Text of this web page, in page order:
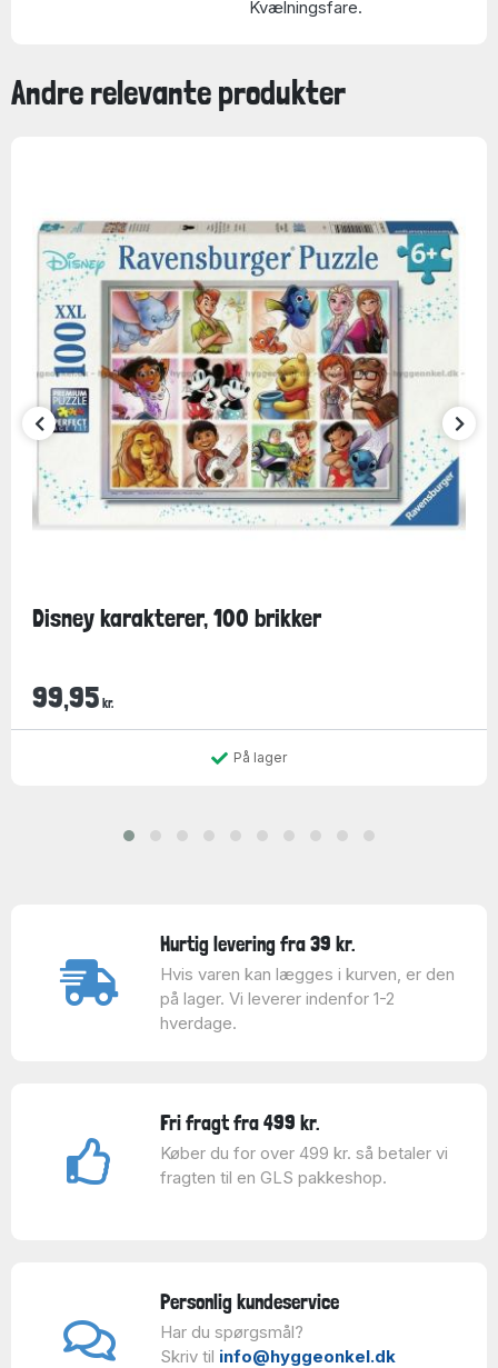
Kvælningsfare.
Andre relevante produkter
Disney karakterer, 100 brikker
99,95 kr.
På lager
Hurtig levering fra 39 kr.
Hvis varen kan lægges i kurven, er den
på lager. Vi leverer indenfor 1-2
hverdage.
Fri fragt fra 499 kr.
Køber du for over 499 kr. så betaler vi
fragten til en GLS pakkeshop.
Personlig kundeservice
Har du spørgsmål?
Skriv til info@hyggeonkel.dk